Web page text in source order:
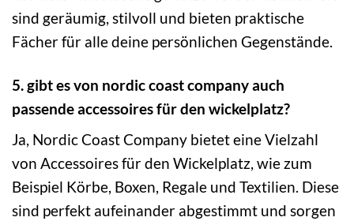
sind geräumig, stilvoll und bieten praktische
Fächer für alle deine persönlichen Gegenstände.
5. gibt es von nordic coast company auch
passende accessoires für den wickelplatz?
Ja, Nordic Coast Company bietet eine Vielzahl
von Accessoires für den Wickelplatz, wie zum
Beispiel Körbe, Boxen, Regale und Textilien. Diese
sind perfekt aufeinander abgestimmt und sorgen